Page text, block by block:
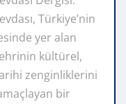
Türkiye’nin
yer alan
kültürel,
zenginliklerini
bir